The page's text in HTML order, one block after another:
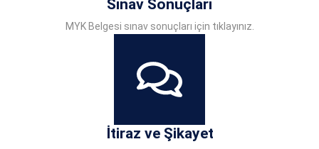
Sınav Sonuçları
MYK Belgesi sınav sonuçları için tıklayınız.
İtiraz ve Şikayet